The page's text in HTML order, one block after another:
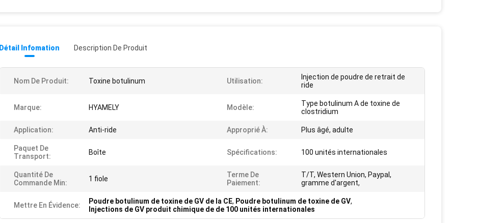
Détail Infomation Description De Produit
Nom De Produit: Toxine botulinum Utilisation:
Injection de poudre de retrait de
ride
Marque: HYAMELY Modèle:
Type botulinum A de toxine de
clostridium
Application: Anti-ride Approprié À: Plus âgé, adulte
Paquet De
Transport:
Boîte Spécifications: 100 unités internationales
Quantité De
Commande Min:
1 fiole
Terme De
Paiement:
T/T, Western Union, Paypal,
gramme d'argent,
Mettre En Évidence: Poudre botulinum de toxine de GV de la CE, Poudre botulinum de toxine de GV,
Injections de GV produit chimique de de 100 unités internationales